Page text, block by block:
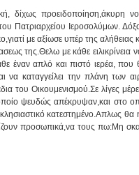
δίχως προειδοποίηση,άκυρη
Πατριαρχείου Ιεροσολύμων.
με αξίωσε υπέρ της αλήθειας
της.Θελω με κάθε
έναν απλό και πιστό ιερέα,
να καταγγείλει την πλάνη των
του Οικουμενισμού.Σε λίγες
ψευδώς απέκρυψαν,και στο
κατεστημένο.Απλως
προσωπικά,να τους πω:Μη